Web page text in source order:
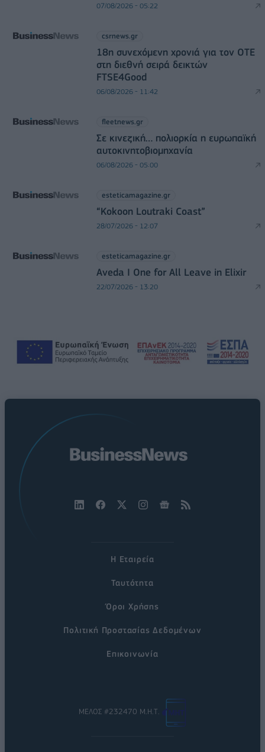
07/08/2026 - 05:22
csrnews.gr
18η συνεχόμενη χρονιά για τον ΟΤΕ
στη διεθνή σειρά δεικτών
FTSE4Good
06/08/2026 - 11:42
fleetnews.gr
Σε κινεζική… πολιορκία η ευρωπαϊκή
αυτοκινητοβιομηχανία
06/08/2026 - 05:00
esteticamagazine.gr
“Kokoon Loutraki Coast”
28/07/2026 - 12:07
esteticamagazine.gr
Aveda I One for All Leave in Elixir
22/07/2026 - 13:20
Η Εταιρεία
Ταυτότητα
Όροι Χρήσης
Πολιτική Προστασίας Δεδομένων
Επικοινωνία
ΜΕΛΟΣ #232470 Μ.Η.Τ.